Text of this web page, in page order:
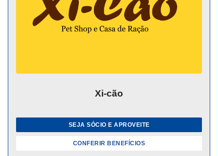
Xi-cão
SEJA SÓCIO E APROVEITE
CONFERIR BENEFÍCIOS